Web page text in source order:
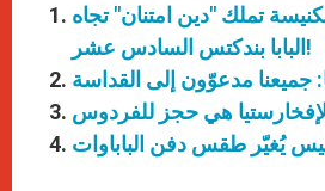
تملك "دين امتنان" تجاه
البابا بندكتس السادس عشر!
جميعنا مدعوّون إلى القداسة
الإفخارستيا هي حجز للفردوس
يُغيّر طقس دفن الباباوات